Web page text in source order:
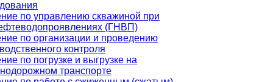
по управлению скважиной при
(ГНВП)
по организации и проведению
контроля
по погрузке и выгрузке на
транспорте